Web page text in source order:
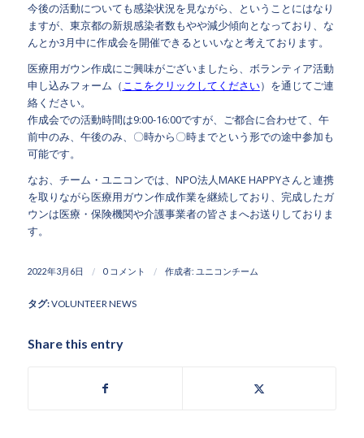
今後の活動についても感染状況を見ながら、ということにはなり
ますが、東京都の新規感染者数もやや減少傾向となっており、な
んとか3月中に作成会を開催できるといいなと考えております。
医療用ガウン作成にご興味がございましたら、ボランティア活動
申し込みフォーム（ここをクリックしてください）を通じてご連
絡ください。
作成会での活動時間は9:00-16:00ですが、ご都合に合わせて、午
前中のみ、午後のみ、〇時から〇時までという形での途中参加も
可能です。
なお、チーム・ユニコンでは、NPO法人MAKE HAPPYさんと連携
を取りながら医療用ガウン作成作業を継続しており、完成したガ
ウンは医療・保険機関や介護事業者の皆さまへお送りしておりま
す。
2022年3月6日 / 0 コメント / 作成者: ユニコンチーム
タグ:VOLUNTEER NEWS
Share this entry